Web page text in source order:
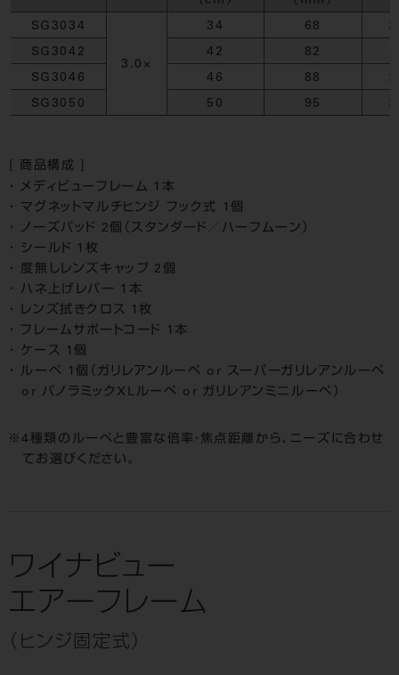
SG3034
3.0×
34 68
SG3042 42 82
SG3046 46 88
SG3050 50 95
[ 商品構成 ]
メディビューフレーム 1本
マグネットマルチヒンジ フック式 1個
ノーズパッド 2個（スタンダード／ハーフムーン）
シールド 1枚
度無しレンズキャップ 2個
ハネ上げレバー 1本
レンズ拭きクロス 1枚
フレームサポートコード 1本
ケース 1個
ルーペ 1個（ガリレアンルーペ or スーパーガリレアンルーペ
or パノラミックXLルーペ or ガリレアンミニルーペ）
4種類のルーペと豊富な倍率・焦点距離から、ニーズに合わせ
てお選びください。
ワイナビュー
エアーフレーム
（ヒンジ固定式）